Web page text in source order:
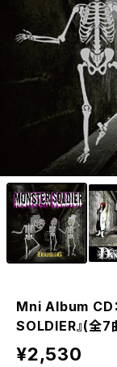
Mni Album CD
SOLDIER』(全7
¥2,530